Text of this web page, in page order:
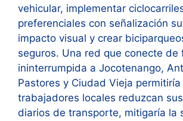
vehicular, implementar
preferenciales con señalización
impacto visual y crear
seguros. Una red que conecte de
ininterrumpida a Jocotenango,
Pastores y Ciudad Vieja
trabajadores locales reduzcan
diarios de transporte, mitigaría la